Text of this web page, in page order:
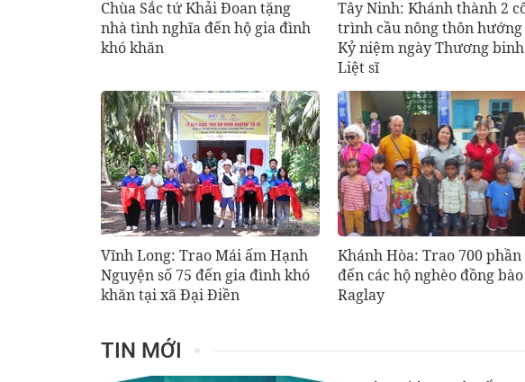
Chùa Sắc tứ Khải Đoan tặng
nhà tình nghĩa đến hộ gia đình
khó khăn
Tây Ninh: Khánh thành 2
trình cầu nông thôn
Kỷ niệm ngày Thương
Liệt sĩ
Vĩnh Long: Trao Mái ấm Hạnh
Nguyện số 75 đến gia đình khó
khăn tại xã Đại Điền
Khánh Hòa: Trao 700
đến các hộ nghèo đồng bào
Raglay
TIN MỚI